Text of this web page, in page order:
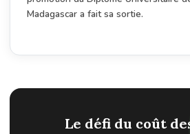
Madagascar a fait sa sortie.
Le défi du coût